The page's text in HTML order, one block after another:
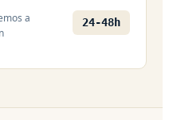
a
24-48h